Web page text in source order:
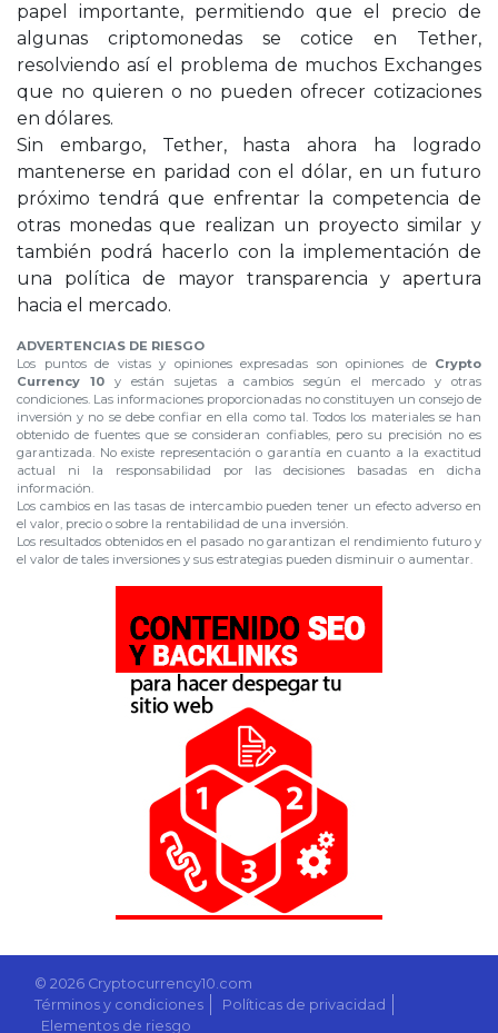
papel importante, permitiendo que el precio de
algunas criptomonedas se cotice en Tether,
resolviendo así el problema de muchos Exchanges
que no quieren o no pueden ofrecer cotizaciones
en dólares.
Sin embargo, Tether, hasta ahora ha logrado
mantenerse en paridad con el dólar, en un futuro
próximo tendrá que enfrentar la competencia de
otras monedas que realizan un proyecto similar y
también podrá hacerlo con la implementación de
una política de mayor transparencia y apertura
hacia el mercado.
ADVERTENCIAS DE RIESGO
Los puntos de vistas y opiniones expresadas son opiniones de Crypto
Currency 10y están sujetas a cambios según el mercado y otras
condiciones. Las informaciones proporcionadas no constituyen un consejo de
inversión y no se debe confiar en ella como tal. Todos los materiales se han
obtenido de fuentes que se consideran confiables, pero su precisión no es
garantizada. No existe representación o garantía en cuanto a la exactitud
actual ni la responsabilidad por las decisiones basadas en dicha
información.
Los cambios en las tasas de intercambio pueden tener un efecto adverso en
el valor, precio o sobre la rentabilidad de una inversión.
Los resultados obtenidos en el pasado no garantizan el rendimiento futuro y
el valor de tales inversiones y sus estrategias pueden disminuir o aumentar.
© 2026 Cryptocurrency10.com
Términos y condiciones
Políticas de privacidad
Elementos de riesgo